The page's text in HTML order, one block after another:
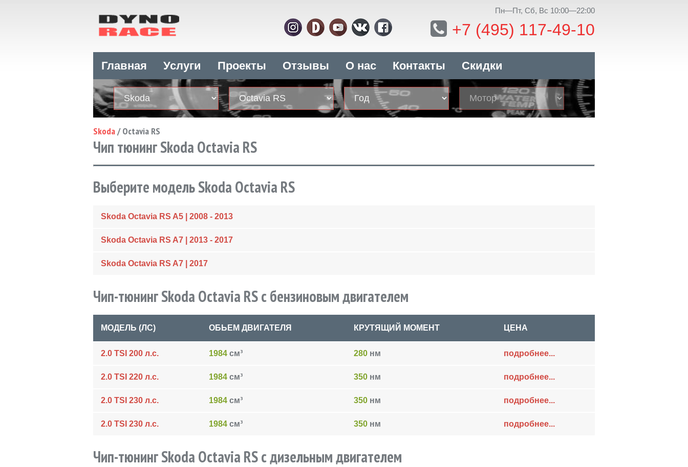
Пн—Пт, Сб, Вс 10:00—22:00
+7 (495) 117-49-10
Главная Услуги Проекты Отзывы О нас Контакты Скидки
Skoda/Octavia RS
Чип тюнинг Skoda Octavia RS
Выберите модель Skoda Octavia RS
Skoda Octavia RS A5 | 2008 - 2013
Skoda Octavia RS A7 | 2013 - 2017
Skoda Octavia RS A7 | 2017
Чип-тюнинг Skoda Octavia RS с бензиновым двигателем
МОДЕЛЬ (ЛС) ОБЬЕМ ДВИГАТЕЛЯ КРУТЯЩИЙ МОМЕНТ ЦЕНА
2.0 TSI 200 л.с. 1984 см³ 280 нм подробнее...
2.0 TSI 220 л.с. 1984 см³ 350 нм подробнее...
2.0 TSI 230 л.с. 1984 см³ 350 нм подробнее...
2.0 TSI 230 л.с. 1984 см³ 350 нм подробнее...
Чип-тюнинг Skoda Octavia RS с дизельным двигателем